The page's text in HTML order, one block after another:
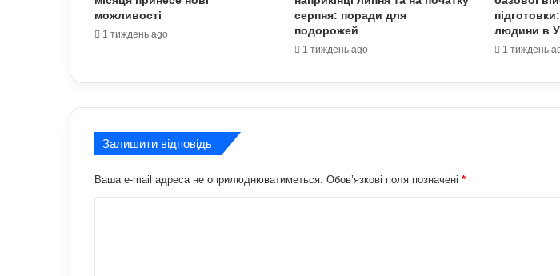
країни
можливості
1 тиждень ago
серпня: поради для
подорожей
1 тиждень ago
людини в
1 тиждень
Залишити відповідь
Ваша e-mail адреса не оприлюднюватиметься. Обов’язкові поля позначені *